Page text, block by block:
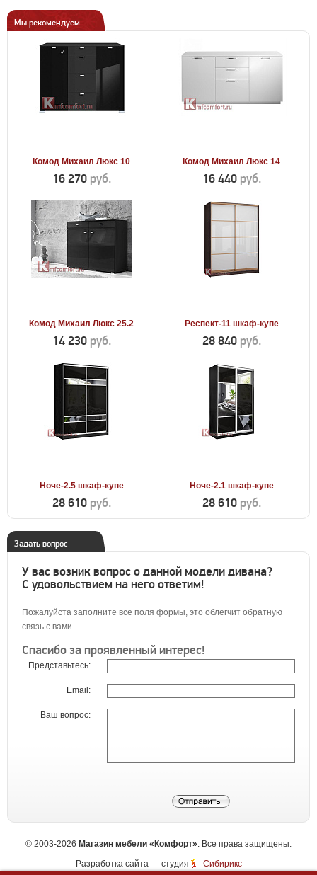
Мы рекомендуем
Комод Михаил Люкс 10
16 270 руб.
Комод Михаил Люкс 14
16 440 руб.
Комод Михаил Люкс 25.2
14 230 руб.
Респект-11 шкаф-купе
28 840 руб.
Ноче-2.5 шкаф-купе
28 610 руб.
Ноче-2.1 шкаф-купе
28 610 руб.
Задать вопрос
У вас возник вопрос о данной модели дивана?
С удовольствием на него ответим!
Пожалуйста заполните все поля формы, это облегчит обратную
связь с вами.
Спасибо за проявленный интерес!
Представьтесь:
Email:
Ваш вопрос:
© 2003-2026 Магазин мебели «Комфорт». Все права защищены.
Разработка сайта— студия Сибирикс